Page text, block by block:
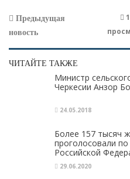
Предыдущая
новость
ЧИТАЙТЕ ТАКЖЕ
Министр
Черкесии Анзор
24.05.2018
Более 157 тысяч
проголосовали
Российской
29.06.2020